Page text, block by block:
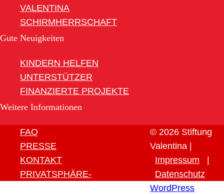
VALENTINA
SCHIRMHERRSCHAFT
Gute Neuigkeiten
KINDERN HELFEN
UNTERSTÜTZER
FINANZIERTE PROJEKTE
Weitere Informationen
FAQ
PRESSE
KONTAKT
PRIVATSPHÄRE-
© 2026 Stiftung
Valentina |
Impressum
Datenschutz
WordPress